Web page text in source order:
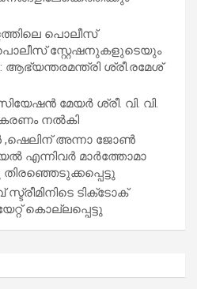
പൊലീസ്
സ്റ്റേഷനുകളുടെയും
ശ്രീ.രമേശ്
മേയർ ശ്രീ. വി. വി.
നൽകി
,ഷെലിന് അന്നാ ജോൺ
എന്നിവർ മാർത്തോമാ
ടിക്‌ടോക്
കൊല്ലപ്പെട്ടു